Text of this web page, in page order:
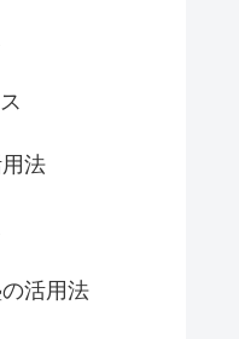
法
活用法